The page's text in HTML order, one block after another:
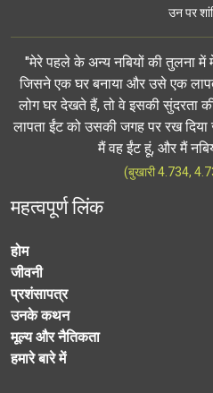
उन पर
"मेरे पहले के अन्य नबियों की तुलना में
जिसने एक घर बनाया और उसे एक
लोग घर देखते हैं, तो वे इसकी सुंदरता
लापता ईंट को उसकी जगह पर रख दिया
मैं वह ईंट हूं, और मैं
(बुखारी 4.734,
महत्वपूर्ण लिंक
होम
जीवनी
प्रशंसापत्र
उनके कथन
मूल्य और नैतिकता
हमारे बारे में